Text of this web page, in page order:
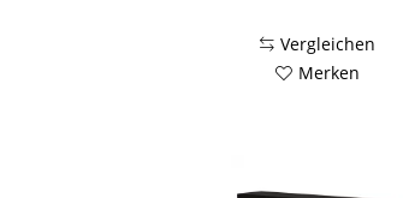
Vergleichen
Merken